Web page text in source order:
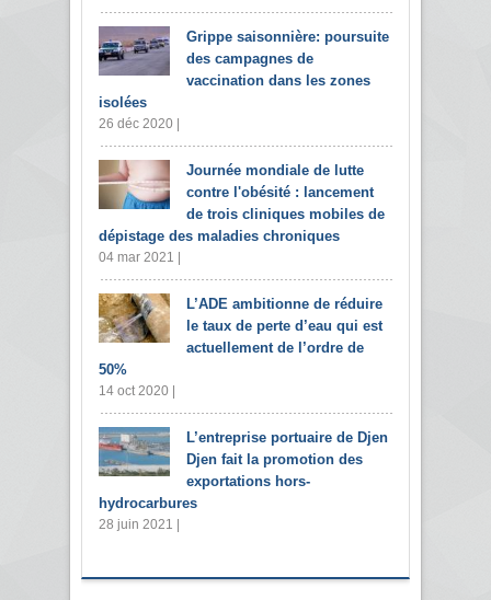
Grippe saisonnière: poursuite
des campagnes de
vaccination dans les zones
isolées
26 déc 2020 |
Journée mondiale de lutte
contre l'obésité : lancement
de trois cliniques mobiles de
dépistage des maladies chroniques
04 mar 2021 |
L’ADE ambitionne de réduire
le taux de perte d’eau qui est
actuellement de l’ordre de
50%
14 oct 2020 |
L’entreprise portuaire de Djen
Djen fait la promotion des
exportations hors-
hydrocarbures
28 juin 2021 |